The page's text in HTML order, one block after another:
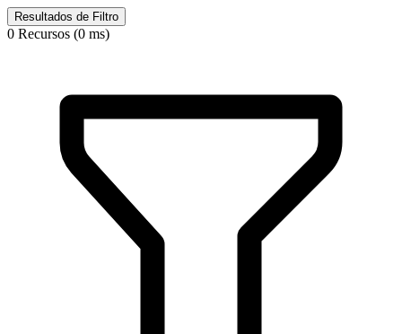
Resultados de Filtro
0 Recursos (0 ms)